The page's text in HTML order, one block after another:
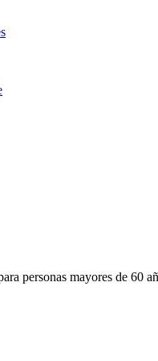
personas mayores de 60